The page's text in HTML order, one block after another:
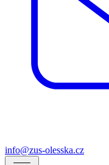
info@zus-olesska.cz